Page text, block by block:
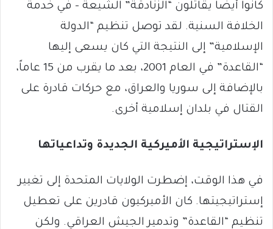
كانوا أيضاً يقاتلون “الزنادقة” الشيعة – في خدمة
الخلافة السنية. لقد توصل تنظيم “الدولة
الإسلامية” إلى النتيجة التي كان يسعى إليها
“القاعدة” في العام 2001، بعد ما يقرب من 15 عاماً،
بالإضافة إلى سوريا والعراق، مع حركات قادرة على
القتال في بلدان إسلامية أخرى.
الإستراتيجية الأميركية الجديدة وتداعياتها
في هذا الوقت، إضطرت الولايات المتحدة إلى تغيير
إستراتيجيتها. كان الأميركيون قادرين على تعطيل
تنظيم “القاعدة” وتدمير الجيش العراقي. ولكن